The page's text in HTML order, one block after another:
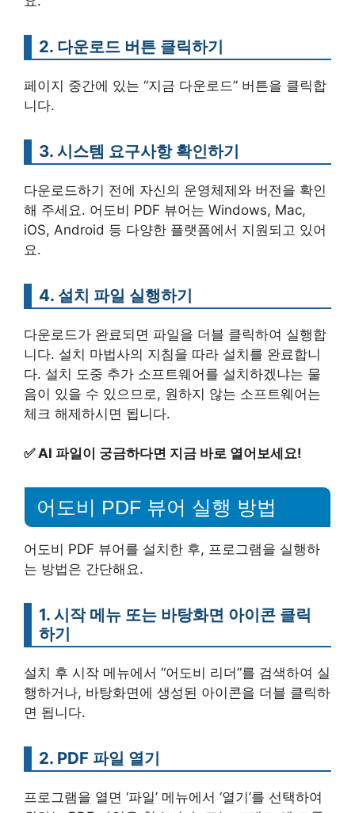
2. 다운로드 버튼 클릭하기
페이지 중간에 있는 “지금 다운로드” 버튼을 클릭합
니다.
3. 시스템 요구사항 확인하기
다운로드하기 전에 자신의 운영체제와 버전을 확인
해 주세요. 어도비 PDF 뷰어는 Windows, Mac,
iOS, Android 등 다양한 플랫폼에서 지원되고 있어
요.
4. 설치 파일 실행하기
다운로드가 완료되면 파일을 더블 클릭하여 실행합
니다. 설치 마법사의 지침을 따라 설치를 완료합니
다. 설치 도중 추가 소프트웨어를 설치하겠냐는 물
음이 있을 수 있으므로, 원하지 않는 소프트웨어는
체크 해제하시면 됩니다.
✅AI 파일이 궁금하다면 지금 바로 열어보세요!
어도비 PDF 뷰어 실행 방법
어도비 PDF 뷰어를 설치한 후, 프로그램을 실행하
는 방법은 간단해요.
1. 시작 메뉴 또는 바탕화면 아이콘 클릭
하기
설치 후 시작 메뉴에서 “어도비 리더”를 검색하여 실
행하거나, 바탕화면에 생성된 아이콘을 더블 클릭하
면 됩니다.
2. PDF 파일 열기
프로그램을 열면 ‘파일’ 메뉴에서 ‘열기’를 선택하여